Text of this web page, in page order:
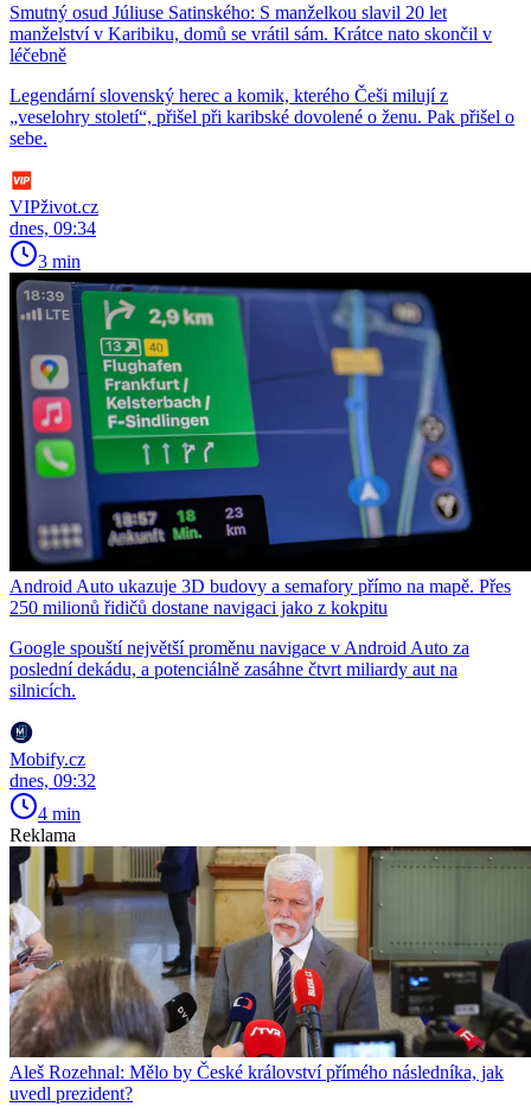
Smutný osud Júliuse Satinského: S manželkou slavil 20 let
manželství v Karibiku, domů se vrátil sám. Krátce nato skončil v
léčebně
Legendární slovenský herec a komik, kterého Češi milují z
„veselohry století“, přišel při karibské dovolené o ženu. Pak přišel o
sebe.
VIPživot.cz
dnes, 09:34
3 min
Android Auto ukazuje 3D budovy a semafory přímo na mapě. Přes
250 milionů řidičů dostane navigaci jako z kokpitu
Google spouští největší proměnu navigace v Android Auto za
poslední dekádu, a potenciálně zasáhne čtvrt miliardy aut na
silnicích.
Mobify.cz
dnes, 09:32
4 min
Reklama
Aleš Rozehnal: Mělo by České království přímého následníka, jak
uvedl prezident?